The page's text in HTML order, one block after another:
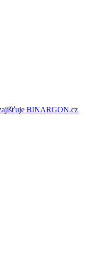
BINARGON.cz